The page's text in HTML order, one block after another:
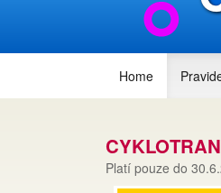
Home
Platí pouze do